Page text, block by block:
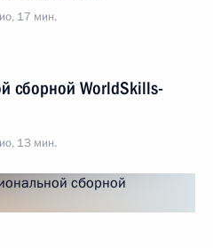
17 мин.
сборной WorldSkills-
13 мин.